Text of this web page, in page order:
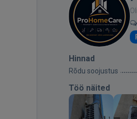
Hinnad
Rõdu soojustus
Töö näited